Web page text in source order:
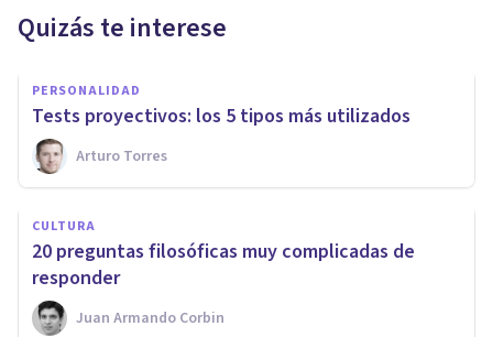
Quizás te interese
PERSONALIDAD
Tests proyectivos: los 5 tipos más utilizados
Arturo Torres
CULTURA
20 preguntas filosóficas muy complicadas de
responder
Juan Armando Corbin